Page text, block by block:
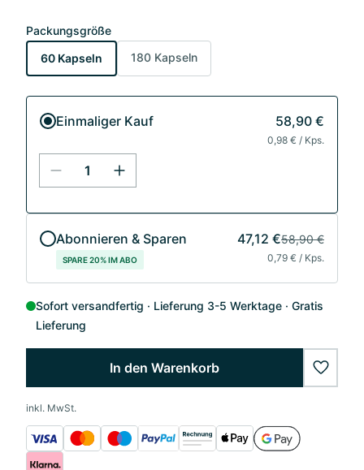
Packungsgröße
60 Kapseln
180 Kapseln
Einmaliger Kauf 58,90 €
0,98 € / Kps.
Abonnieren & Sparen
SPARE 20% IM ABO
47,12 €58,90 €
0,79 € / Kps.
Sofort versandfertig Lieferung 3-5 Werktage
Gratis
Lieferung
In den Warenkorb
inkl. MwSt.